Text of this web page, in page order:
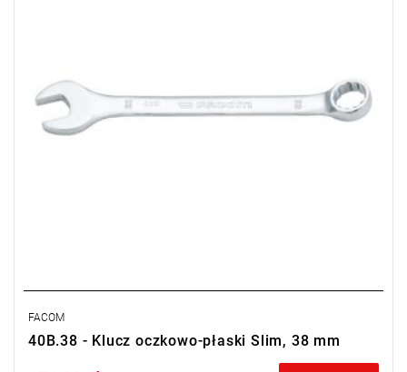
FACOM
40B.38 - Klucz oczkowo-płaski Slim, 38 mm